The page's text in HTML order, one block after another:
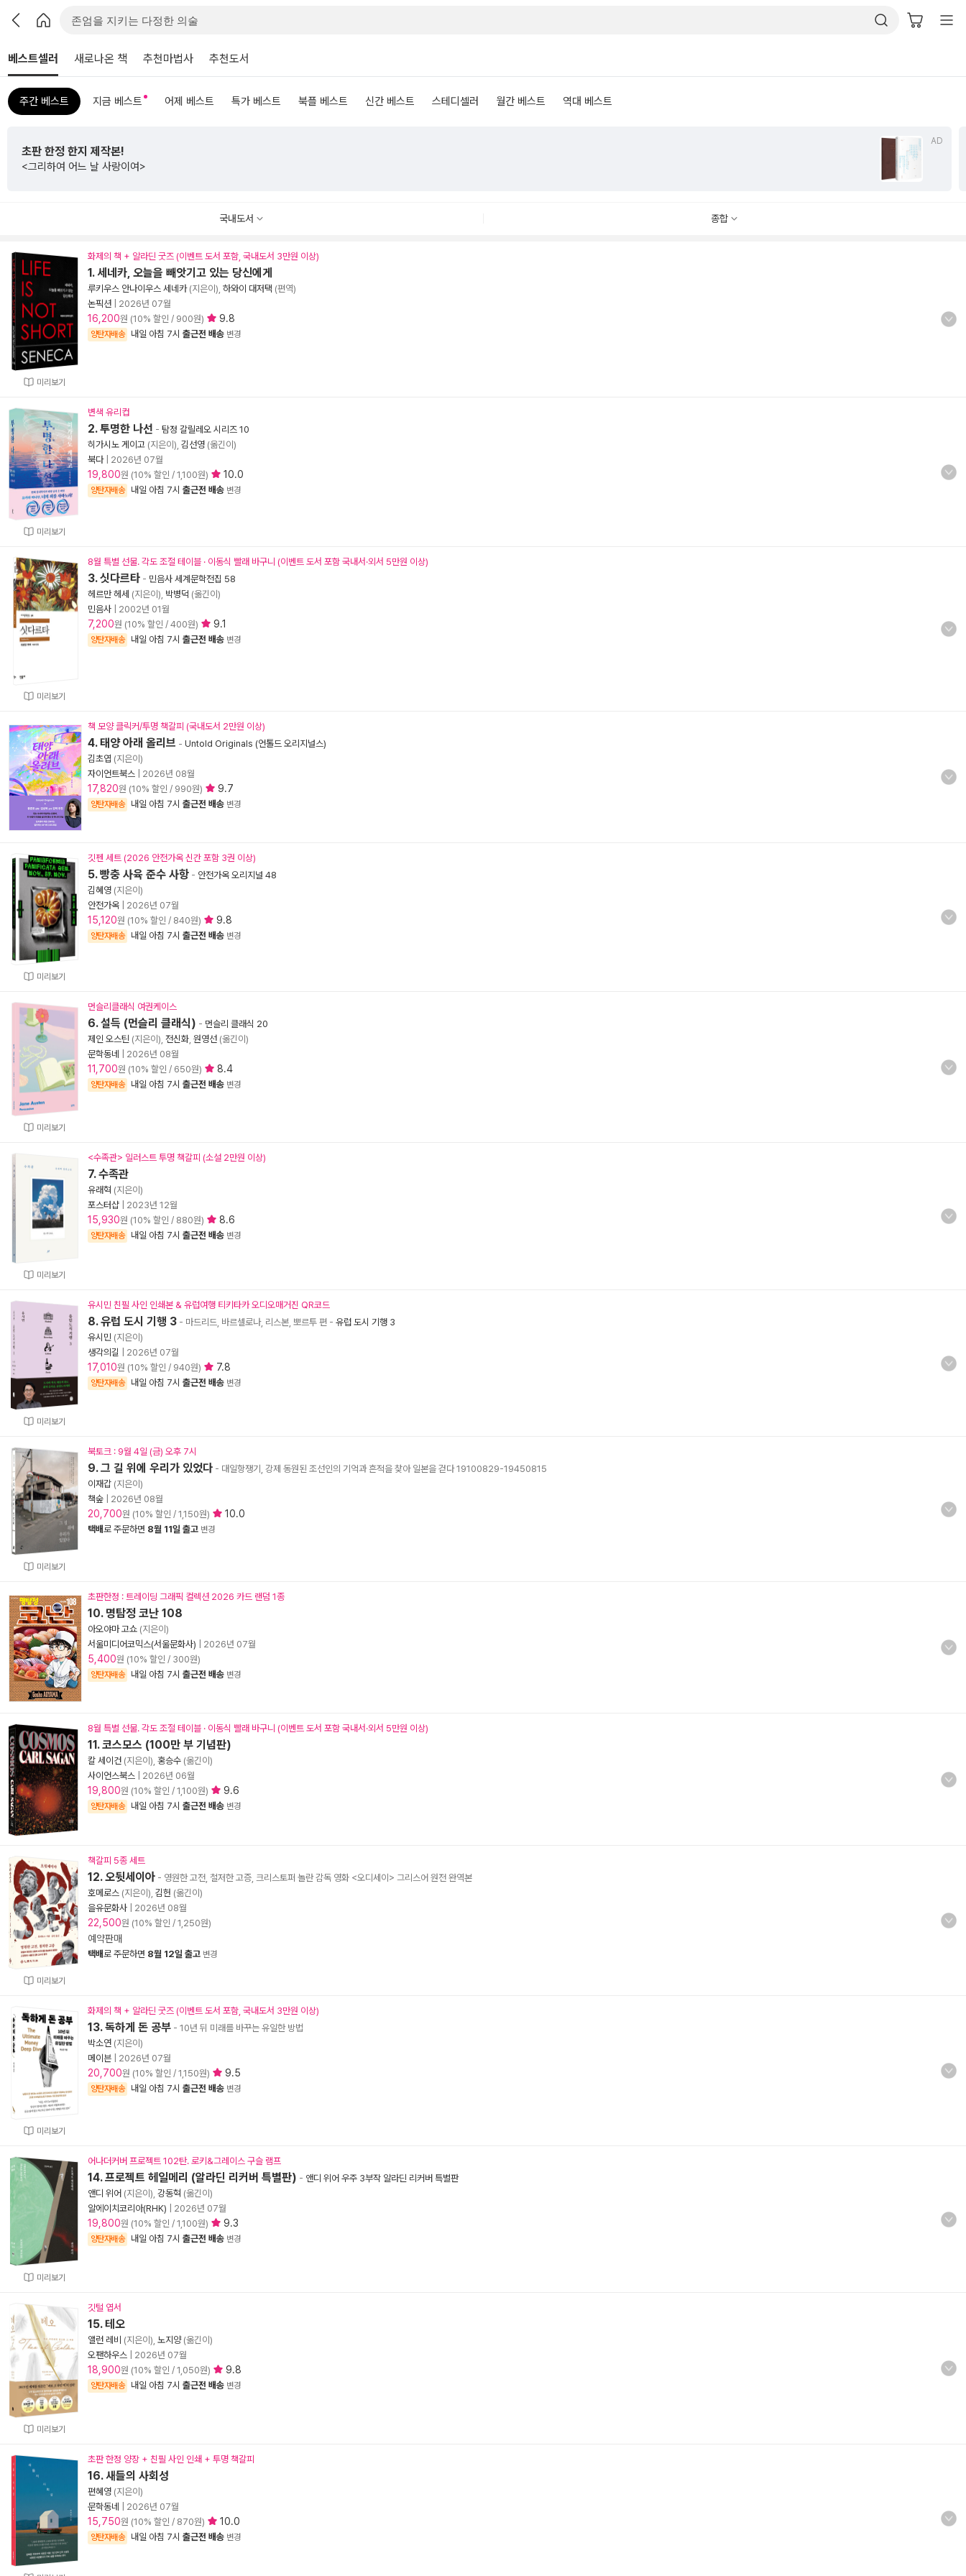
베스트셀러 새로나온 책 추천마법사 추천도서
주간 베스트 지금 베스트 어제 베스트 특가 베스트 북플 베스트 신간 베스트 스테디셀러 월간 베스트 역대 베스트
AD
초판 한정 한지 제작본!
<그리하여 어느 날 사랑이여>
국내도서 종합
미리보기
화제의 책 + 알라딘 굿즈 (이벤트 도서 포함, 국내도서 3만원 이상)
1. 세네카, 오늘을 빼앗기고 있는 당신에게
루키우스 안나이우스 세네카(지은이), 하와이 대저택 (편역)
논픽션
2026년 07월
16,200원 (10% 할인 / 900원) 9.8
양탄자배송 내일 아침 7시 출근전 배송 변경
미리보기
변색 유리컵
2. 투명한 나선 - 탐정 갈릴레오 시리즈 10
히가시노 게이고 (지은이), 김선영 (옮긴이)
북다| 2026년 07월
19,800원 (10% 할인 / 1,100원) 10.0
양탄자배송 내일 아침 7시 출근전 배송 변경
미리보기
8월 특별 선물. 각도 조절 테이블 · 이동식 빨래 바구니 (이벤트 도서 포함 국내서·외서 5만원 이상)
3. 싯다르타 - 민음사 세계문학전집 58
헤르만 헤세 (지은이), 박병덕 (옮긴이)
민음사
2002년 01월
7,200원 (10% 할인 / 400원) 9.1
양탄자배송 내일 아침 7시 출근전 배송 변경
책 모양 클릭커/투명 책갈피 (국내도서 2만원 이상)
4. 태양 아래 올리브 - Untold Originals (언톨드 오리지널스)
김초엽 (지은이)
자이언트북스
2026년 08월
17,820원 (10% 할인 / 990원) 9.7
양탄자배송 내일 아침 7시 출근전 배송 변경
미리보기
깃펜 세트 (2026 안전가옥 신간 포함 3권 이상)
5. 빵충 사육 준수 사항 - 안전가옥 오리지널 48
김혜영 (지은이)
안전가옥
2026년 07월
15,120원 (10% 할인 / 840원) 9.8
양탄자배송 내일 아침 7시 출근전 배송 변경
미리보기
먼슬리클래식 여권케이스
6. 설득 (먼슬리 클래식) - 먼슬리 클래식 20
제인 오스틴 (지은이), 전신화 원영선 (옮긴이)
문학동네
2026년 08월
11,700원 (10% 할인 / 650원) 8.4
양탄자배송 내일 아침 7시 출근전 배송 변경
미리보기
<수족관> 일러스트 투명 책갈피 (소설 2만원 이상)
7. 수족관
유래혁 (지은이)
포스터샵
2023년 12월
15,930원 (10% 할인 / 880원) 8.6
양탄자배송 내일 아침 7시 출근전 배송 변경
미리보기
유시민 친필 사인 인쇄본 & 유럽여행 티키타카 오디오매거진 QR코드
8. 유럽 도시 기행 3 - 마드리드, 바르셀로나, 리스본, 뽀르투 편 - 유럽 도시 기행 3
유시민 (지은이)
생각의길
2026년 07월
17,010원 (10% 할인 / 940원) 7.8
양탄자배송 내일 아침 7시 출근전 배송 변경
미리보기
북토크 : 9월 4일 (금) 오후 7시
9. 그 길 위에 우리가 있었다 - 대일항쟁기, 강제 동원된 조선인의 기억과 흔적을 찾아 일본을 걷다 19100829-19450815
이재갑 (지은이)
책숲
2026년 08월
20,700원 (10% 할인 / 1,150원) 10.0
택배로 주문하면 8월 11일 출고 변경
초판한정 : 트레이딩 그래픽 컬렉션 2026 카드 랜덤 1종
10. 명탐정 코난 108
아오야마 고쇼 (지은이)
서울미디어코믹스(서울문화사)
2026년 07월
5,400원 (10% 할인 / 300원)
양탄자배송 내일 아침 7시 출근전 배송 변경
8월 특별 선물. 각도 조절 테이블 · 이동식 빨래 바구니 (이벤트 도서 포함 국내서·외서 5만원 이상)
11. 코스모스 (100만 부 기념판)
칼 세이건 (지은이), 홍승수 (옮긴이)
사이언스북스
2026년 06월
19,800원 (10% 할인 / 1,100원) 9.6
양탄자배송 내일 아침 7시 출근전 배송 변경
미리보기
책갈피 5종 세트
12. 오뒷세이아 - 영원한 고전, 철저한 고증, 크리스토퍼 놀란 감독 영화 <오디세이> 그리스어 원전 완역본
호메로스 (지은이), 김헌 (옮긴이)
을유문화사
2026년 08월
22,500원 (10% 할인 / 1,250원)
예약판매
택배로 주문하면 8월 12일 출고 변경
미리보기
화제의 책 + 알라딘 굿즈 (이벤트 도서 포함, 국내도서 3만원 이상)
13. 독하게 돈 공부 - 10년 뒤 미래를 바꾸는 유일한 방법
박소연 (지은이)
메이븐
2026년 07월
20,700원 (10% 할인 / 1,150원) 9.5
양탄자배송 내일 아침 7시 출근전 배송 변경
미리보기
어나더커버 프로젝트 102탄. 로키&그레이스 구슬 램프
14. 프로젝트 헤일메리 (알라딘 리커버 특별판) - 앤디 위어 우주 3부작 알라딘 리커버 특별판
앤디 위어 (지은이), 강동혁 (옮긴이)
알에이치코리아(RHK)
2026년 07월
19,800원 (10% 할인 / 1,100원) 9.3
양탄자배송 내일 아침 7시 출근전 배송 변경
미리보기
깃털 엽서
15. 테오
앨런 레비 (지은이), 노지양(옮긴이)
오팬하우스
2026년 07월
18,900원 (10% 할인 / 1,050원) 9.8
양탄자배송 내일 아침 7시 출근전 배송 변경
초판 한정 양장 + 친필 사인 인쇄 + 투명 책갈피
16. 새들의 사회성
편혜영 (지은이)
문학동네
2026년 07월
15,750원 (10% 할인 / 870원) 10.0
양탄자배송 내일 아침 7시 출근전 배송 변경